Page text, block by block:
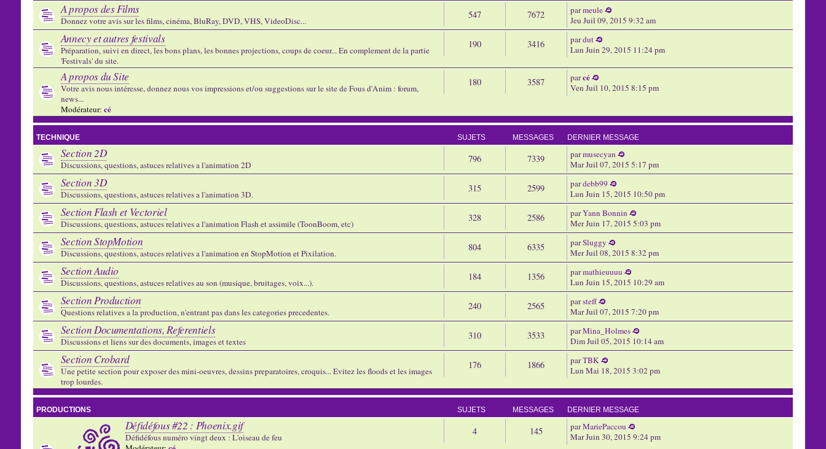
A propos des Films
Donnez votre avis sur les films, cinéma, BluRay, DVD, VHS, VideoDisc...
547 7672 parmeule
Jeu Juil 09, 2015 9:32 am
Annecy et autres festivals
Préparation, suivi en direct, les bons plans, les bonnes projections, coups de coeur... En complement de la partie
'Festivals' du site.
190 3416 pardut
Lun Juin 29, 2015 11:24 pm
A propos du Site
Votre avis nous intéresse, donnez nous vos impressions et/ou suggestions sur le site de Fous d'Anim : forum,
news...
Modérateur: cé
180 3587 parcé
Ven Juil 10, 2015 8:15 pm
TECHNIQUE SUJETS MESSAGES DERNIER MESSAGE
Section 2D
Discussions, questions, astuces relatives a l'animation 2D
796 7339 parmusecyan
Mar Juil 07, 2015 5:17 pm
Section 3D
Discussions, questions, astuces relatives a l'animation 3D.
315 2599 pardebb99
Lun Juin 15, 2015 10:50 pm
Section Flash et Vectoriel
Discussions, questions, astuces relatives a l'animation Flash et assimile (ToonBoom, etc)
328 2586 parYann Bonnin
Mer Juin 17, 2015 5:03 pm
Section StopMotion
Discussions, questions, astuces relatives a l'animation en StopMotion et Pixilation.
804 6335 parSluggy
Mer Juil 08, 2015 8:32 pm
Section Audio
Discussions, questions, astuces relatives au son (musique, bruitages, voix...).
184 1356 parmathieuuuu
Lun Juin 15, 2015 10:29 am
Section Production
Questions relatives a la production, n'entrant pas dans les categories precedentes.
240 2565 parsteff
Mar Juil 07, 2015 7:20 pm
Section Documentations, Referentiels
Discussions et liens sur des documents, images et textes
310 3533 parMina_Holmes
Dim Juil 05, 2015 10:14 am
Section Crobard
Une petite section pour exposer des mini-oeuvres, dessins preparatoires, croquis... Evitez les floods et les images
trop lourdes.
176 1866 parTBK
Lun Mai 18, 2015 3:02 pm
PRODUCTIONS SUJETS MESSAGES DERNIER MESSAGE
Défidéfous #22 : Phoenix.gif
Défidéfous numéro vingt deux : L'oiseau de feu
4 145 parMariePaccou
Mar Juin 30, 2015 9:24 pm